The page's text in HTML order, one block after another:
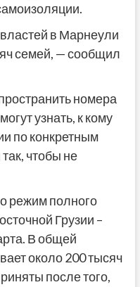
в Марнеули
семей, — сообщил
номера
узнать, к кому
по конкретным
чтобы не
режим полного
Грузии –
В общей
около 200 тысяч
после того,